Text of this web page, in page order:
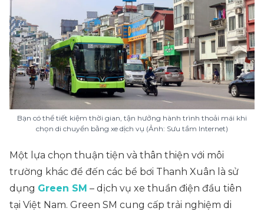
Bạn có thể tiết kiệm thời gian, tận hưởng hành trình thoải mái khi
chọn di chuyển bằng xe dịch vụ (Ảnh: Sưu tầm Internet)
Một lựa chọn thuận tiện và thân thiện với môi
trường khác để đến các bể bơi Thanh Xuân là sử
dụng Green SM – dịch vụ xe thuần điện đầu tiên
tại Việt Nam. Green SM cung cấp trải nghiệm di